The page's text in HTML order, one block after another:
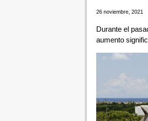
26 noviembre, 2021
Durante el
aumento